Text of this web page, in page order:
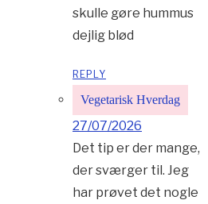
skulle gøre hummus
dejlig blød
REPLY
Vegetarisk Hverdag
27/07/2026
Det tip er der mange,
der sværger til. Jeg
har prøvet det nogle